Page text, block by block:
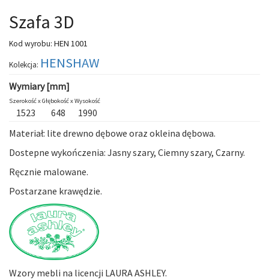
Szafa 3D
Kod wyrobu: HEN 1001
Kolekcja: HENSHAW
Wymiary [mm]
Szerokość xGłębokość xWysokość
1523 648
1990
Materiał: lite drewno dębowe oraz okleina dębowa.
Dostepne wykończenia: Jasny szary, Ciemny szary, Czarny.
Ręcznie malowane.
Postarzane krawędzie.
Wzory mebli na licencji LAURA ASHLEY.